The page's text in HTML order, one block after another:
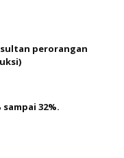
perorangan
32%.